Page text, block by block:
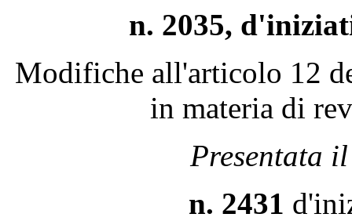
n. 2035,
Modifiche all'articolo 12
in materia di
Presentata
n. 2431